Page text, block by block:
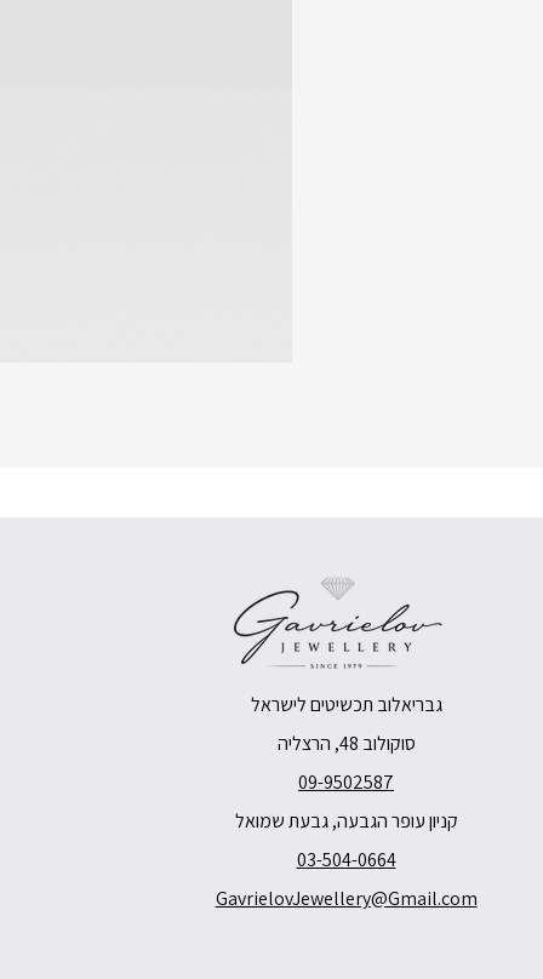
גבריאלוב תכשיטים לישראל
סוקולוב 48, הרצליה
09-9502587
קניון עופר הגבעה, גבעת שמואל
03-504-0664
GavrielovJewellery@Gmail.com